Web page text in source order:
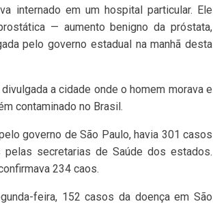
internado em um hospital particular. Ele
— aumento benigno da próstata,
pelo governo estadual na manhã desta
a cidade onde o homem morava e
contaminado no Brasil.
governo de São Paulo, havia 301 casos
secretarias de Saúde dos estados.
234 caos.
feira, 152 casos da doença em São